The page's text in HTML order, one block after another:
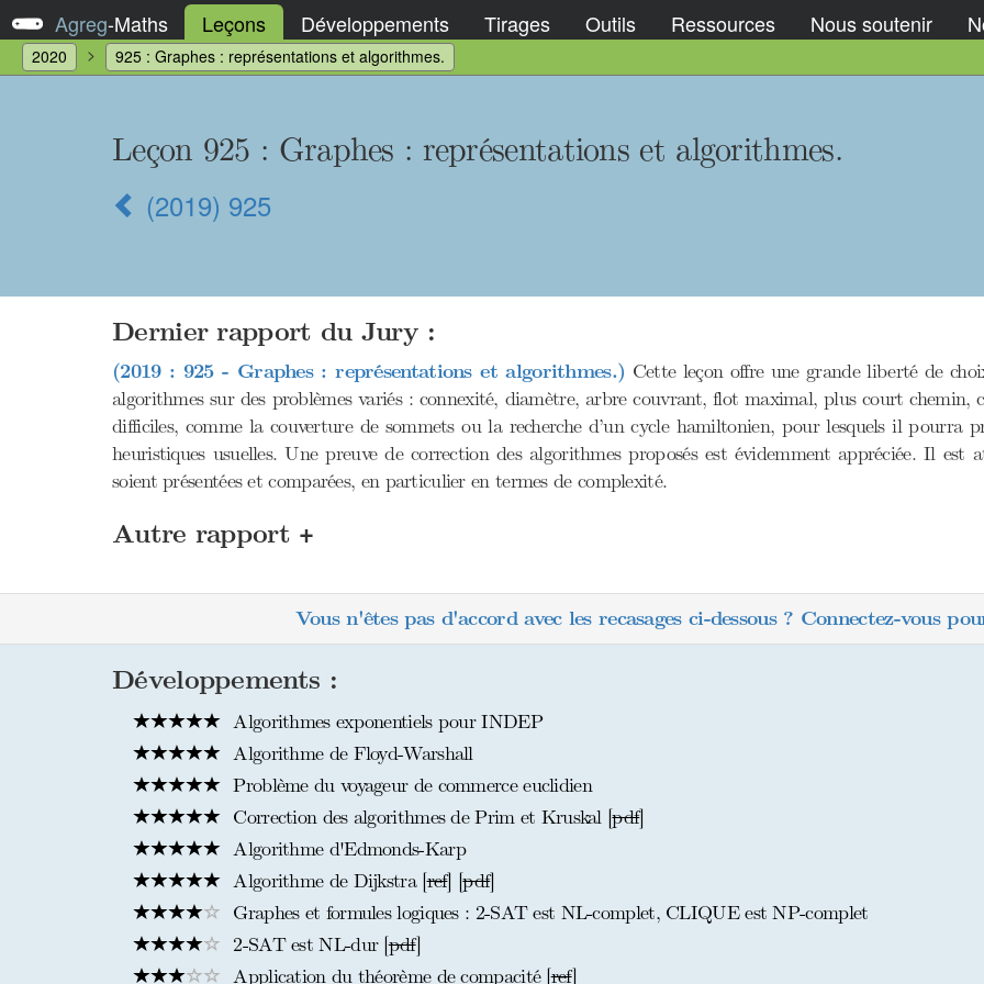
Agreg-Maths Leçons Développements Tirages Outils Ressources Nous soutenir
2020 925 : Graphes : représentations et algorithmes.
Leçon 925 : Graphes : représentations et algorithmes.
(2019) 925
Dernier rapport du Jury :
(2019 : 925 - Graphes : représentations et algorithmes.) Cette leçon offre une grande liberté de
algorithmes sur des problèmes variés : connexité, diamètre, arbre couvrant, flot maximal, plus court chemin,
difficiles, comme la couverture de sommets ou la recherche d’un cycle hamiltonien, pour lesquels il pourra
heuristiques usuelles. Une preuve de correction des algorithmes proposés est évidemment appréciée. Il est
soient présentées et comparées, en particulier en termes de complexité.
Autre rapport +
Vous n'êtes pas d'accord avec les recasages ci-dessous ? Connectez-vous
Développements :
Algorithmes exponentiels pour INDEP
Algorithme de Floyd-Warshall
Problème du voyageur de commerce euclidien
Correction des algorithmes de Prim et Kruskal [pdf]
Algorithme d'Edmonds-Karp
Algorithme de Dijkstra [ref] [pdf]
Graphes et formules logiques : 2-SAT est NL-complet, CLIQUE est NP-complet
2-SAT est NL-dur [pdf]
Application du théorème de compacité [ref]